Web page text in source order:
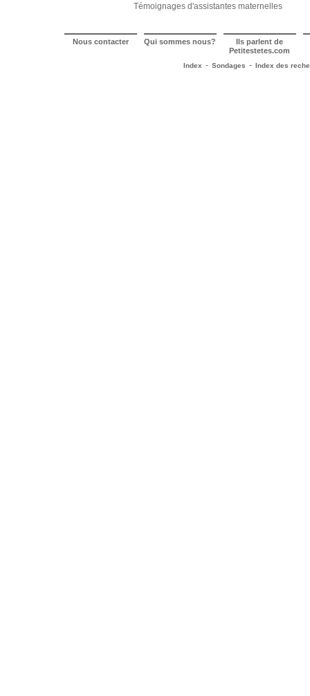
Témoignages d'assistantes maternelles
Nous contacter Qui sommes nous? Ils parlent de
Petitestetes.com
Index - Sondages - Index des